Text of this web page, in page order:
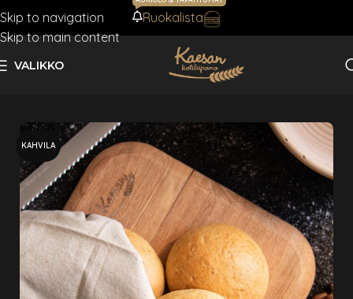
Skip to navigation
Skip to main content
AJANKOHTAISTA
Ruokalista
VALIKKO
KAHVILA